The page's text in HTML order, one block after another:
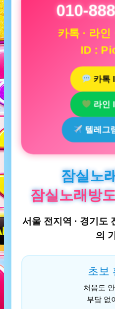
010-
카톡 · 라인
ID :
카톡
라인
텔레그
잠실노
잠실노래방
서울 전지역 · 경기도
의
초보
처음도
부담 없